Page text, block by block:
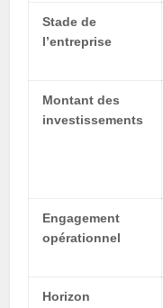
Stade de
l’entreprise
Montant des
investissements
Engagement
opérationnel
Horizon